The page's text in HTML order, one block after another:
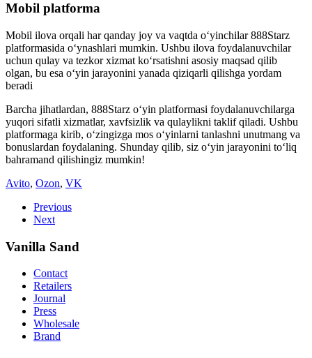
Mobil platforma
Mobil ilova orqali har qanday joy va vaqtda o‘yinchilar 888Starz
platformasida o‘ynashlari mumkin. Ushbu ilova foydalanuvchilar
uchun qulay va tezkor xizmat ko‘rsatishni asosiy maqsad qilib
olgan, bu esa o‘yin jarayonini yanada qiziqarli qilishga yordam
beradi
Barcha jihatlardan, 888Starz o‘yin platformasi foydalanuvchilarga
yuqori sifatli xizmatlar, xavfsizlik va qulaylikni taklif qiladi. Ushbu
platformaga kirib, o‘zingizga mos o‘yinlarni tanlashni unutmang va
bonuslardan foydalaning. Shunday qilib, siz o‘yin jarayonini to‘liq
bahramand qilishingiz mumkin!
Avito, Ozon, VK
Previous
Next
Vanilla Sand
Contact
Retailers
Journal
Press
Wholesale
Brand